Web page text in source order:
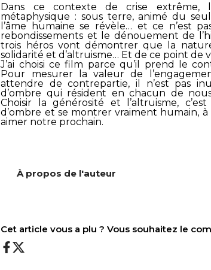
Dans ce contexte de crise
métaphysique : sous terre, animé du
l’âme humaine se révèle… et ce n’est
rebondissements et le dénouement de
trois héros vont démontrer que la
solidarité et d’altruisme… Et de ce point de
J’ai choisi ce film parce qu’il prend le
Pour mesurer la valeur de
attendre de contrepartie, il n’est pas
d’ombre qui résident en chacun de
Choisir la générosité et l’altruisme,
d’ombre et se montrer vraiment humain,
aimer notre prochain.
À propos de l'auteur
Cet article vous a plu ? Vous souhaitez le